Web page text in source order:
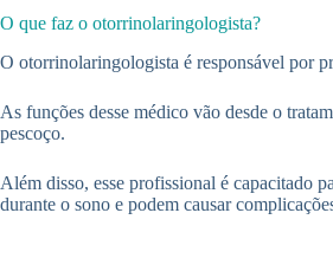
O que faz o otorrinolaringologista?
O otorrinolaringologista é responsável por
As funções desse médico vão desde o
pescoço.
Além disso, esse profissional é capacitado
durante o sono e podem causar